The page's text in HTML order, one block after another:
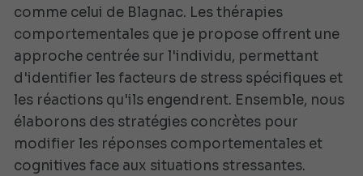
comme celui de Blagnac. Les thérapies
comportementales que je propose offrent une
approche centrée sur l'individu, permettant
d'identifier les facteurs de stress spécifiques et
les réactions qu'ils engendrent. Ensemble, nous
élaborons des stratégies concrètes pour
modifier les réponses comportementales et
cognitives face aux situations stressantes.